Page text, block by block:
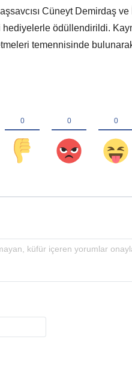
Cüneyt Demirdaş
hediyelerle ödüllendirildi.
temennisinde bulunarak